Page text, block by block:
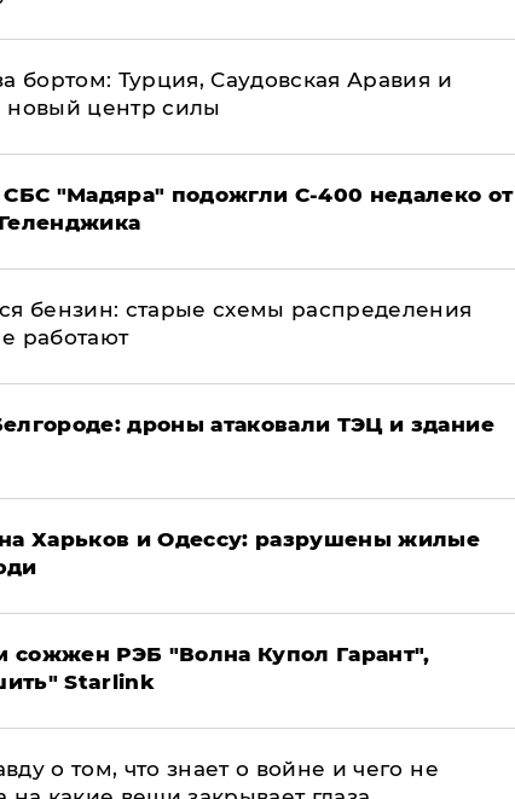
бортом: Турция, Саудовская Аравия и
новый центр силы
СБС "Мадяра" подожгли С-400 недалеко от
бензин: старые схемы распределения
работают
дроны атаковали ТЭЦ и здание
Харьков и Одессу: разрушены жилые
сожжен РЭБ "Волна Купол Гарант",
Starlink
о том, что знает о войне и чего не